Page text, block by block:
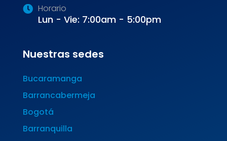
Horario
Lun - Vie: 7:00am - 5:00pm
Nuestras sedes
Bucaramanga
Barrancabermeja
Bogotá
Barranquilla